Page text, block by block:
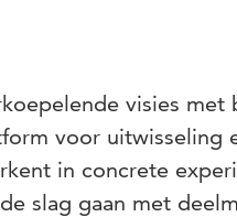
visies met
voor uitwisseling
in concrete
slag gaan met